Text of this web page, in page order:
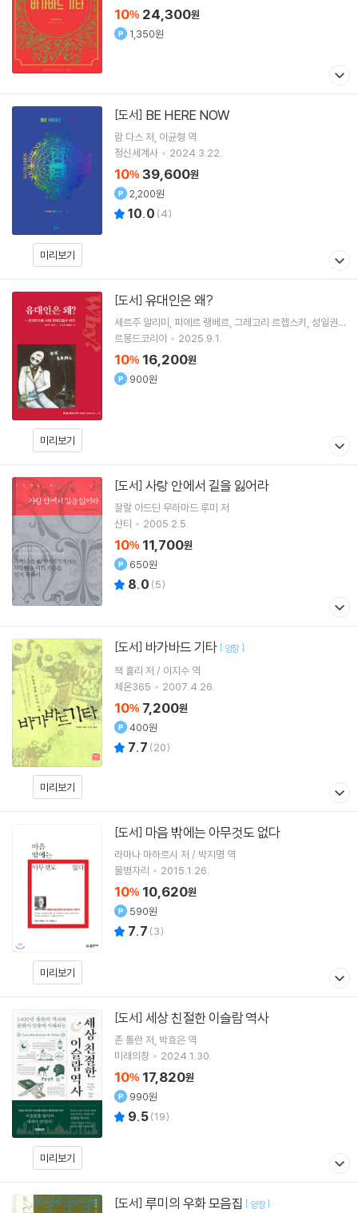
10% 24,300원
1,350원
미리보기
[도서] BE HERE NOW
람 다스 저 이균형 역
정신세계사
2024.3.22.
10% 39,600원
2,200원
10.0 (4)
미리보기
[도서] 유대인은 왜?
세르주 알리미 피에르 랭베르 그레고리 르젭스키 성일권
저 외 21명
르몽드코리아 2025.9.1.
10% 16,200원
900원
[도서] 사랑 안에서 길을 잃어라
잘랄 아드딘 무하마드 루미 저
샨티
2005.2.5.
10% 11,700원
650원
8.0 (5)
미리보기
[도서] 바가바드 기타 [ 양장]
잭 홀리 저 / 이지수 역
체온365
2007.4.26.
10% 7,200원
400원
7.7 (20)
미리보기
[도서] 마음 밖에는 아무것도 없다
라마나 마하르시 저 / 박지명 역
물병자리
2015.1.26.
10% 10,620원
590원
7.7 (3)
미리보기
[도서] 세상 친절한 이슬람 역사
존 톨란저 박효은 역
미래의창
2024.1.30.
10% 17,820원
990원
9.5(19)
[도서] 루미의 우화 모음집 [ 양장]